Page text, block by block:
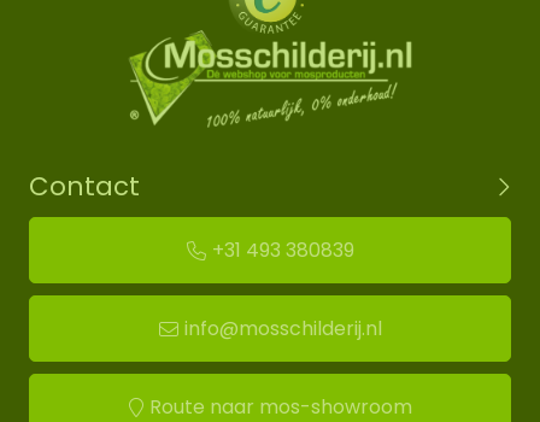
Contact
+31 493 380839
info@mosschilderij.nl
Route naar mos-showroom